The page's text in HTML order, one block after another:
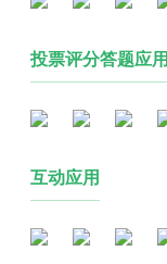
投票评分答题应用
互动应用